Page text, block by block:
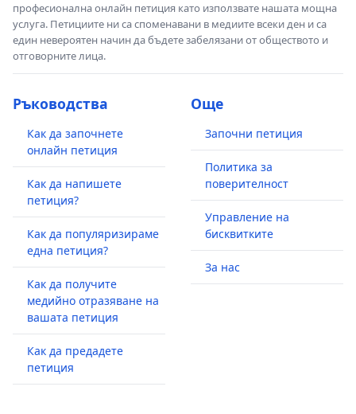
професионална онлайн петиция като използвате нашата мощна
услуга. Петициите ни са споменавани в медиите всеки ден и са
един невероятен начин да бъдете забелязани от обществото и
отговорните лица.
Ръководства
Как да започнете
онлайн петиция
Как да напишете
петиция?
Как да популяризираме
една петиция?
Как да получите
медийно отразяване на
вашата петиция
Как да предадете
петиция
Още
Започни петиция
Политика за
поверителност
Управление на
бисквитките
За нас